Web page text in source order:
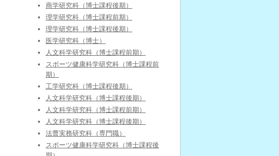
商学研究科（博士課程後期）
理学研究科（博士課程前期）
理学研究科（博士課程後期）
医学研究科（博士）
人文科学研究科（博士課程前期）
スポーツ健康科学研究科（博士課程前
期）
工学研究科（博士課程後期）
人文科学研究科（博士課程後期）
人文科学研究科（博士課程前期）
人文科学研究科（博士課程後期）
法曹実務研究科（専門職）
スポーツ健康科学研究科（博士課程後